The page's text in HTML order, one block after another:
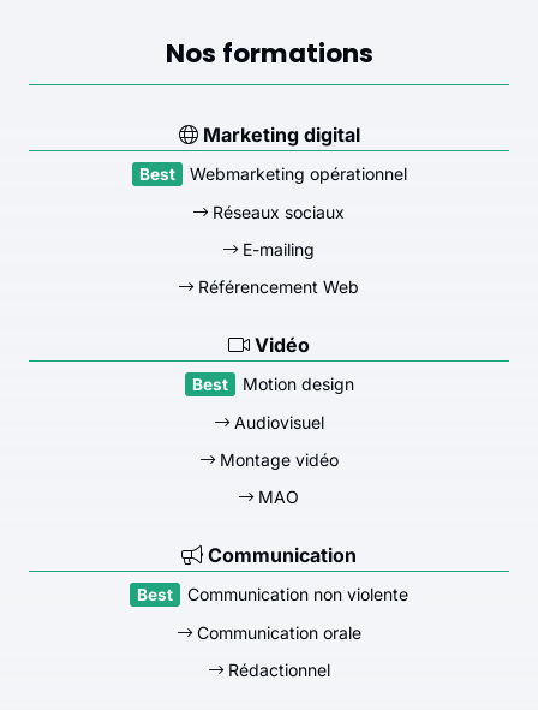
Nos formations
Marketing digital
Webmarketing opérationnel
Réseaux sociaux
E-mailing
Référencement Web
Vidéo
Motion design
Audiovisuel
Montage vidéo
MAO
Communication
Communication non violente
Communication orale
Rédactionnel